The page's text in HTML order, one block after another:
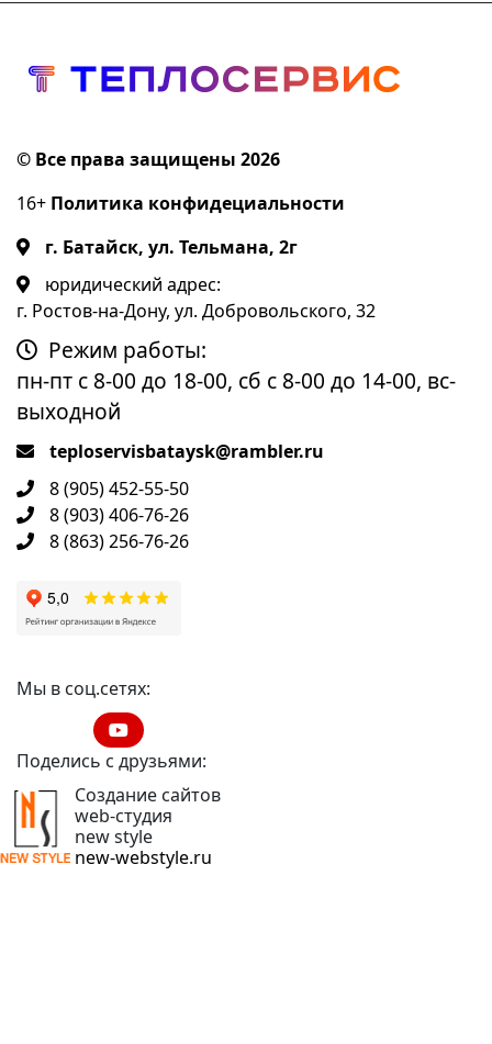
© Все права защищены 2026
16+ Политика конфидециальности
г. Батайск, ул. Тельмана, 2г
юридический адрес:
г. Ростов-на-Дону, ул. Добровольского, 32
Режим работы:
пн-пт с 8-00 до 18-00, сб с 8-00 до 14-00, вс-
выходной
teploservisbataysk@rambler.ru
8 (905) 452-55-50
8 (903) 406-76-26
8 (863) 256-76-26
Мы в соц.сетях:
Поделись с друзьями:
Создание сайтов
web-студия
new style
new-webstyle.ru